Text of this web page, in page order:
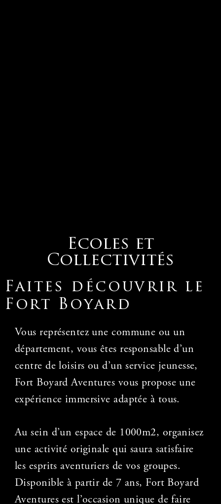
Ecoles et
Collectivités
Faites découvrir le
Fort Boyard
Vous représentez une commune ou un
département, vous êtes responsable d’un
centrede loisirs ou d’un service jeunesse,
Fort Boyard Aventures vous propose une
expérience immersive adaptée à tous.
Au sein d’un espace de 1000m2, organisez
une activité originale qui saura satisfaire
les esprits aventuriers de vos groupes.
Disponible à partir de 7 ans, Fort Boyard
Aventures estl’occasion unique de faire